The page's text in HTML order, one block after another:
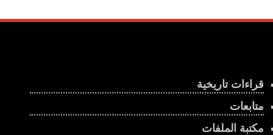
قراءات تاريخية
متابعات
مكتبة الملفات